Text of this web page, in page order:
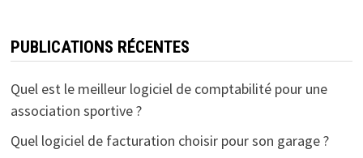
PUBLICATIONS RÉCENTES
Quel est le meilleur logiciel de comptabilité pour une
association sportive ?
Quel logiciel de facturation choisir pour son garage ?